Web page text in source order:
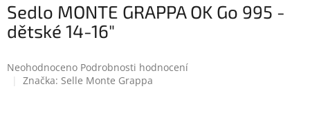
Sedlo MONTE GRAPPA OK Go 995 -
dětské 14-16"
Průměrné
hodnocení
Neohodnoceno Podrobnosti hodnocení
Značka: Selle Monte Grappa